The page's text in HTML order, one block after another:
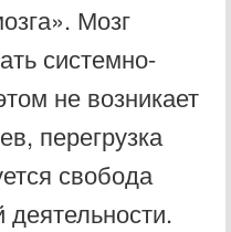
Мозг
системно-
не возникает
перегрузка
свобода
деятельности.